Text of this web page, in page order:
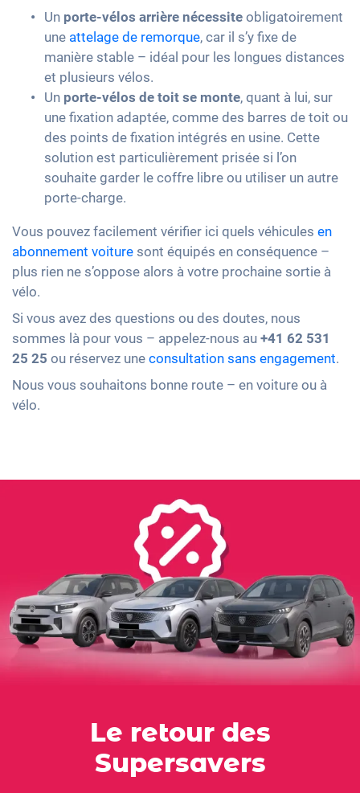
Un porte-vélos arrière nécessite obligatoirement
une attelage de remorque, car il s’y fixe de
manière stable – idéal pour les longues distances
et plusieurs vélos.
Un porte-vélos de toit se monte, quant à lui, sur
une fixation adaptée, comme des barres de toit ou
des points de fixation intégrés en usine. Cette
solution est particulièrement prisée si l’on
souhaite garder le coffre libre ou utiliser un autre
porte-charge.
Vous pouvez facilement vérifier ici quels véhicules en
abonnement voiture sont équipés en conséquence –
plus rien ne s’oppose alors à votre prochaine sortie à
vélo.
Si vous avez des questions ou des doutes, nous
sommes là pour vous – appelez-nous au +41 62 531
25 25 ou réservez une consultation sans engagement.
Nous vous souhaitons bonne route – en voiture ou à
vélo.
Le retour des
Supersavers